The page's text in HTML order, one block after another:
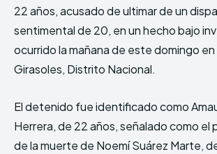
Comparte esto:
Facebook X
Comparte esto:
Facebook X
22 años, acusado de ultimar de un
sentimental de 20, en un hecho bajo
ocurrido la mañana de este domingo
Girasoles, Distrito Nacional.
El detenido fue identificado como
Herrera, de 22 años, señalado como el
de la muerte de Noemí Suárez Marte,